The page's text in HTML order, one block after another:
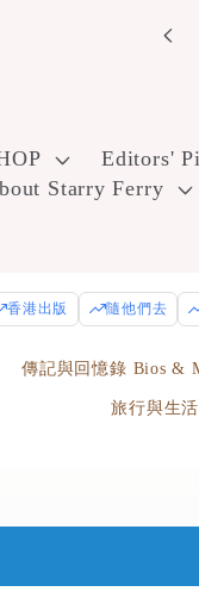
Plus+ members.
Editors'
Starry Ferry
香港出版 隨他們去
傳記與回憶錄 Bios &
旅行與生